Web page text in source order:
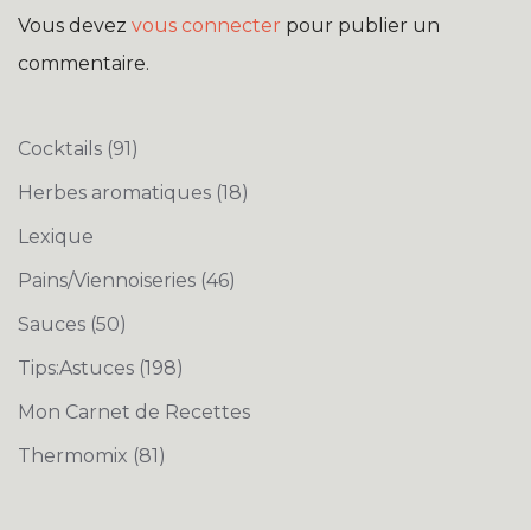
Vous devez vous connecter pour publier un
commentaire.
Cocktails (91)
Herbes aromatiques (18)
Lexique
Pains/Viennoiseries (46)
Sauces (50)
Tips:Astuces (198)
Mon Carnet de Recettes
Thermomix (81)